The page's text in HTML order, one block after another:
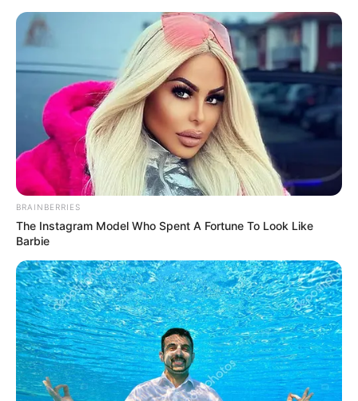
BRAINBERRIES
The Instagram Model Who Spent A Fortune To Look Like
Barbie